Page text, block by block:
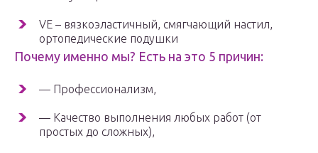
VE – вязкоэластичный, смягчающий настил,
ортопедические подушки
Почему именно мы? Есть на это 5 причин:
— Профессионализм,
— Качество выполнения любых работ (от
простых до сложных),